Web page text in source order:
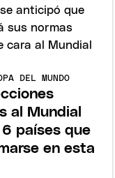
DEL MUNDO
al Mundial
países que
en esta